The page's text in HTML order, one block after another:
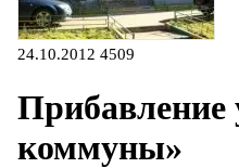
24.10.2012 4509
коммуны»